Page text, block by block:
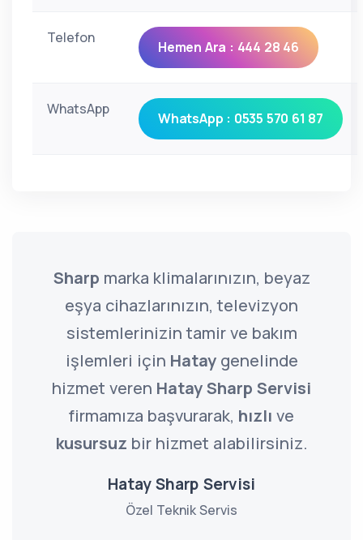
Telefon
Hemen Ara : 444 28 46
WhatsApp
WhatsApp : 0535 570 61 87
Sharp marka klimalarınızın, beyaz
eşya cihazlarınızın, televizyon
sistemlerinizin tamir ve bakım
işlemleri için Hataygenelinde
hizmet veren Hatay Sharp Servisi
firmamıza başvurarak, hızlı ve
kusursuz bir hizmet alabilirsiniz.
Hatay Sharp Servisi
Özel Teknik Servis